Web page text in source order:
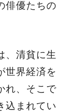
俳優たちの
、清貧に生
世界経済を
れ、そこで
込まれてい